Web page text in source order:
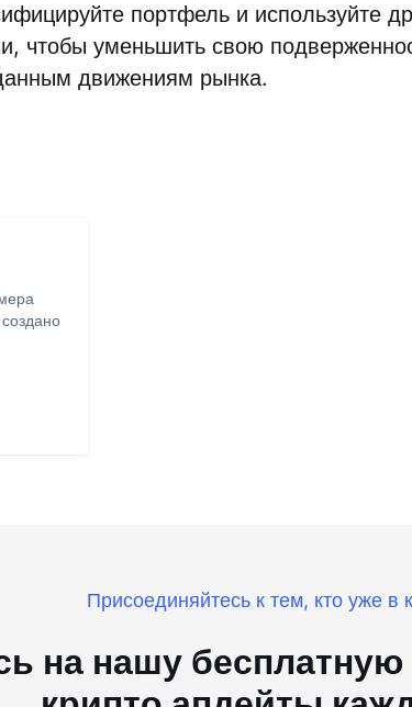
портфель и используйте
чтобы уменьшить свою
движениям рынка.
Присоединяйтесь к тем, кто уже в
на нашу